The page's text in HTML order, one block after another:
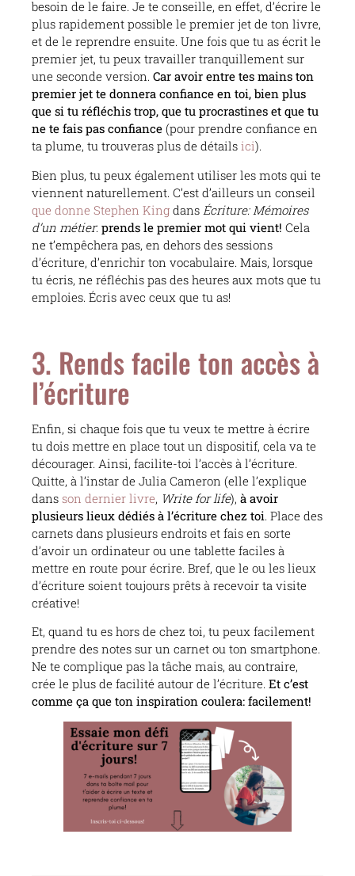
besoin de le faire. Je te conseille, en effet, d’écrire le
plus rapidement possible le premier jet de ton livre,
et de le reprendre ensuite. Une fois que tu as écrit le
premier jet, tu peux travailler tranquillement sur
une seconde version. Car avoir entre tes mains ton
premier jet te donnera confiance en toi, bien plus
que si tu réfléchis trop, que tu procrastines et que tu
ne te fais pas confiance (pour prendre confiance en
ta plume, tu trouveras plus de détails ici).
Bien plus, tu peux également utiliser les mots qui te
viennent naturellement. C’est d’ailleurs un conseil
que donne Stephen King dans Écriture: Mémoires
d’un métier: prends le premier mot qui vient! Cela
ne t’empêchera pas, en dehors des sessions
d’écriture, d’enrichir ton vocabulaire. Mais, lorsque
tu écris, ne réfléchis pas des heures aux mots que tu
emploies. Écris avec ceux que tu as!
3. Rends facile ton accès à
l’écriture
Enfin, si chaque fois que tu veux te mettre à écrire
tu dois mettre en place tout un dispositif, cela va te
décourager. Ainsi, facilite-toi l’accès à l’écriture.
Quitte, à l’instar de Julia Cameron (elle l’explique
dans son dernier livre, Write for life), à avoir
plusieurs lieux dédiés à l’écriture chez toi. Place des
carnets dans plusieurs endroits et fais en sorte
d’avoir un ordinateur ou une tablette faciles à
mettre en route pour écrire. Bref, que le ou les lieux
d’écriture soient toujours prêts à recevoir ta visite
créative!
Et, quand tu es hors de chez toi, tu peux facilement
prendre des notes sur un carnet ou ton smartphone.
Ne te complique pas la tâche mais, au contraire,
crée le plus de facilité autour de l’écriture. Et c’est
comme ça que ton inspiration coulera: facilement!